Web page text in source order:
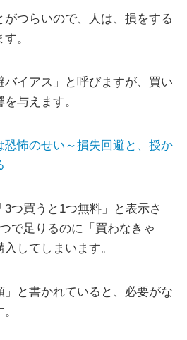
つらいので、人は、損をする
。
バイアス」と呼びますが、買い
与えます。
怖のせい～損失回避と、授か
つ買うと1つ無料」と表示さ
で足りるのに「買わなきゃ
してしまいます。
」と書かれていると、必要がな